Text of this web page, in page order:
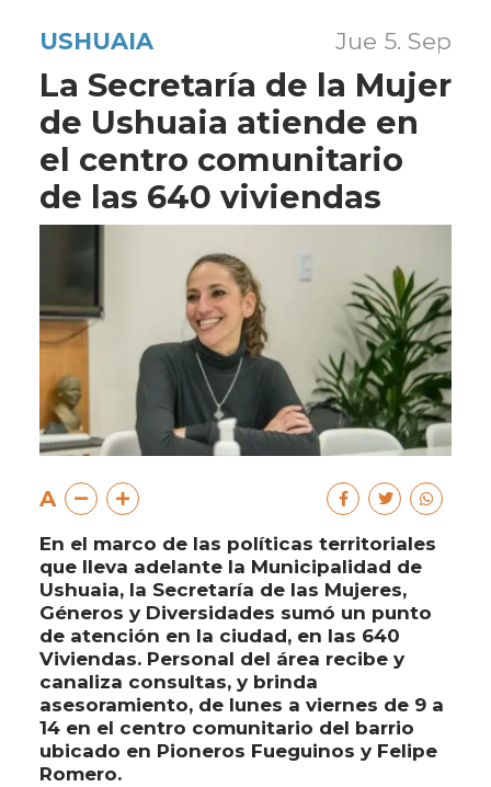
USHUAIA Jue 5. Sep
La Secretaría de la Mujer
de Ushuaia atiende en
el centro comunitario
de las 640 viviendas
A
En el marco de las políticas territoriales
que lleva adelante la Municipalidad de
Ushuaia, la Secretaría de las Mujeres,
Géneros y Diversidades sumó un punto
de atención en la ciudad, en las 640
Viviendas. Personal del área recibe y
canaliza consultas, y brinda
asesoramiento, de lunes a viernes de 9 a
14 en el centro comunitario del barrio
ubicado en Pioneros Fueguinos y Felipe
Romero.